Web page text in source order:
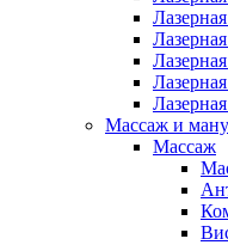
Массаж и
Массаж